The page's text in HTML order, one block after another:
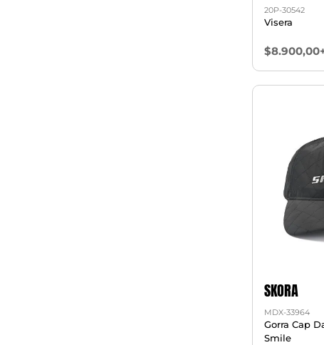
20P-30542
Visera
SKORA
MDX-33964
Gorra Cap
Smile